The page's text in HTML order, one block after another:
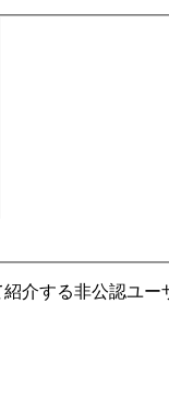
介する非公認ユー